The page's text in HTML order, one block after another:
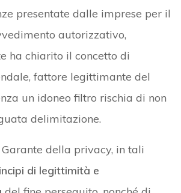
presentate dalle imprese per il
autorizzativo,
ha chiarito il concetto di
fattore legittimante del
un idoneo filtro rischia di non
delimitazione.
della privacy, in tali
di legittimità e